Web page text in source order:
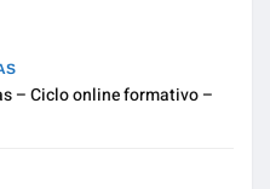
– Ciclo online formativo –